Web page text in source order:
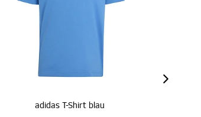
adidas Regenjacke 26/27